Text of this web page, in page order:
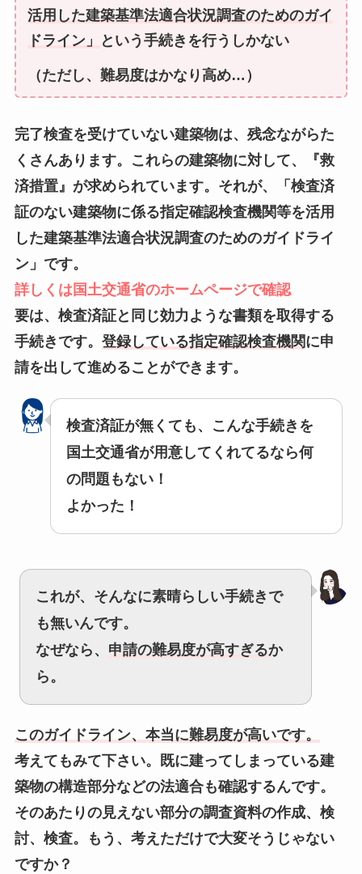
活用した建築基準法適合状況調査のためのガイ
ドライン」
という手続きを行うしかない
（ただし、難易度はかなり高め…）
完了検査を受けていない建築物は、残念ながらた
くさんあります。これらの建築物に対して、『救
済措置』が求められています。それが、「検査済
証のない建築物に係る指定確認検査機関等を活用
した建築基準法適合状況調査のためのガイドライ
ン」です。
詳しくは国土交通省のホームページで確認
要は、検査済証と同じ効力ような書類を取得する
手続きです。 登録している指定確認検査機関に申
請を出して進めることができます。
検査済証が無くても、こんな手続きを
国土交通省が用意してくれてるなら何
の問題もない！
よかった！
これが、そんなに素晴らしい手続きで
も無いんです。
なぜなら、 申請の難易度が高すぎるか
ら。
このガイドライン、本当に難易度が高いです。
考えてもみて下さい。既に建ってしまっている建
築物の構造部分などの法適合も確認するんです。
そのあたりの見えない部分の調査資料の作成、検
討、検査。もう、考えただけで大変そうじゃない
ですか？